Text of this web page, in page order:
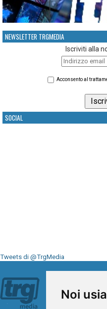
Noi
NEWSLETTER TRGMEDIA
Iscriviti alla
Acconsento al
SOCIAL
Tweets di @TrgMedia